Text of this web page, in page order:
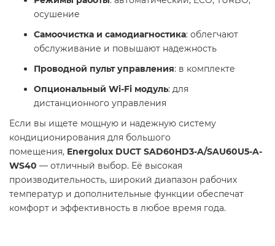
осушение
Самоочистка и самодиагностика: облегчают
обслуживание и повышают надежность
Проводной пульт управления: в комплекте
Опциональный Wi-Fi модуль: для
дистанционного управления
Если вы ищете мощную и надежную систему
кондиционирования для большого
помещения, Energolux DUCT SAD60HD3-A/SAU60U5-A-
WS40 — отличный выбор. Её высокая
производительность, широкий диапазон рабочих
температур и дополнительные функции обеспечат
комфорт и эффективность в любое время года.